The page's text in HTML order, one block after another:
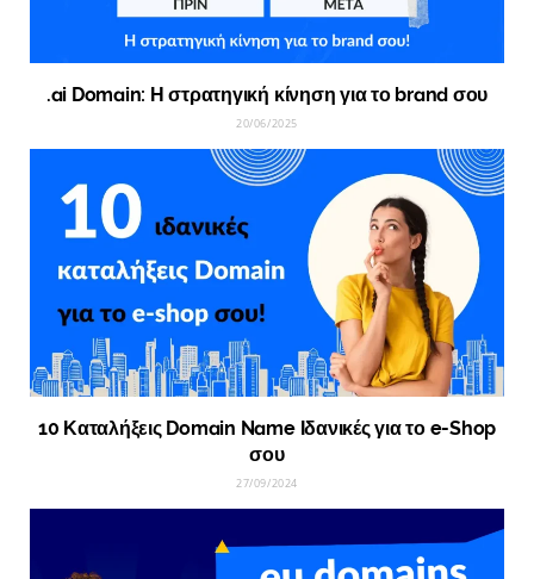
.ai Domain: Η στρατηγική κίνηση για το brand σου
20/06/2025
10 Καταλήξεις Domain Name Ιδανικές για το e-Shop
σου
27/09/2024